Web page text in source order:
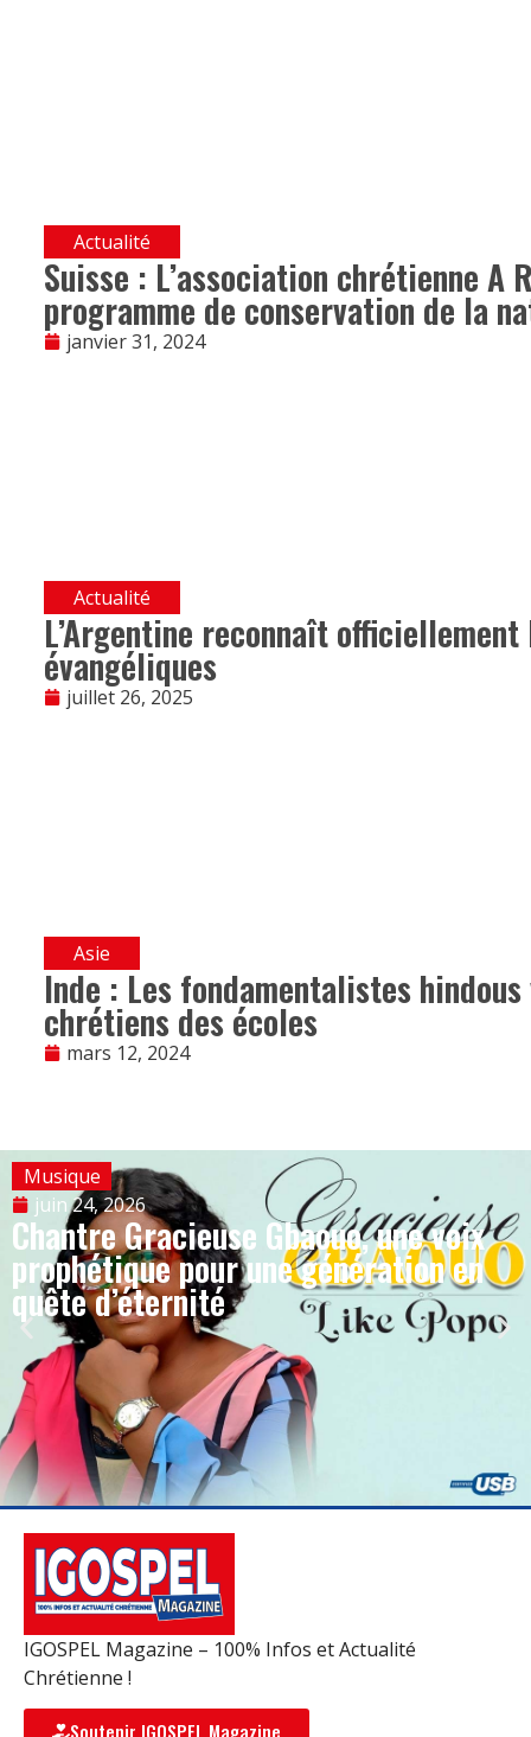
Actualité
Suisse : L’association chrétienne A
programme de conservation de la
janvier 31, 2024
Actualité
L’Argentine reconnaît
évangéliques
juillet 26, 2025
Asie
Inde : Les fondamentalistes
chrétiens des écoles
mars 12, 2024
Musique
juin 24, 2026
Chantre Gracieuse Gbaouo, une voix
prophétique pour une génération en
quête d’éternité
IGOSPEL Magazine – 100% Infos et Actualité
Chrétienne !
Soutenir IGOSPEL Magazine